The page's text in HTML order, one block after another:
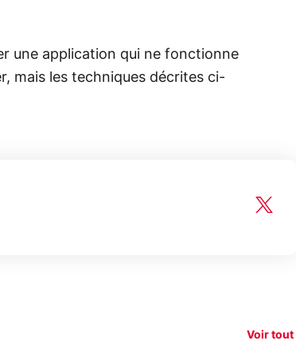
une application qui ne fonctionne
mais les techniques décrites ci-
Voir tout